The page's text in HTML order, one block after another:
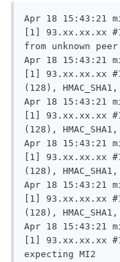
Apr 18 15:43:21
[1] 93.xx.xx.xx
from unknown
Apr 18 15:43:21
[1] 93.xx.xx.xx
(128),
Apr 18 15:43:21
[1] 93.xx.xx.xx
(128),
Apr 18 15:43:21
[1] 93.xx.xx.xx
(128),
Apr 18 15:43:21
[1] 93.xx.xx.xx
(128),
Apr 18 15:43:21
[1] 93.xx.xx.xx
expecting MI2